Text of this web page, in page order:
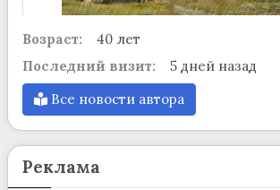
Возраст:
40 лет
Последний визит:
5 дней назад
Все новости автора
Реклама